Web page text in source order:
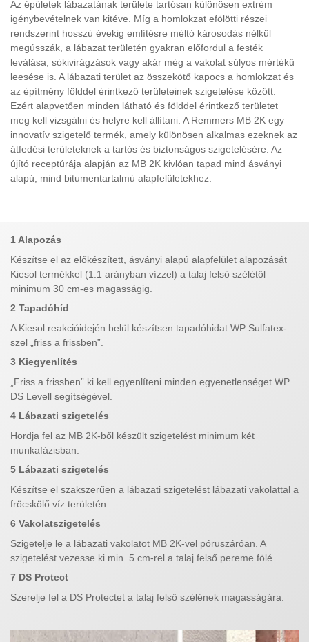
Az épületek lábazatának területe tartósan különösen extrém
igénybevételnek van kitéve. Míg a homlokzat efölötti részei
rendszerint hosszú évekig említésre méltó károsodás nélkül
megússzák, a lábazat területén gyakran előfordul a festék
leválása, sókivirágzások vagy akár még a vakolat súlyos mértékű
leesése is. A lábazati terület az összekötő kapocs a homlokzat és
az építmény földdel érintkező területeinek szigetelése között.
Ezért alapvetően minden látható és földdel érintkező területet
meg kell vizsgálni és helyre kell állítani. A Remmers MB 2K egy
innovatív szigetelő termék, amely különösen alkalmas ezeknek az
átfedési területeknek a tartós és biztonságos szigetelésére. Az
újító receptúrája alapján az MB 2K kivlóan tapad mind ásványi
alapú, mind bitumentartalmú alapfelületekhez.
1 Alapozás
Készítse el az előkészített, ásványi alapú alapfelület alapozását
Kiesol termékkel (1:1 arányban vízzel) a talaj felső szélétől
minimum 30 cm-es magasságig.
2 Tapadóhíd
A Kiesol reakcióidején belül készítsen tapadóhidat WP Sulfatex-
szel „friss a frissben”.
3 Kiegyenlítés
„Friss a frissben” ki kell egyenlíteni minden egyenetlenséget WP
DS Levell segítségével.
4 Lábazati szigetelés
Hordja fel az MB 2K-ből készült szigetelést minimum két
munkafázisban.
5 Lábazati szigetelés
Készítse el szakszerűen a lábazati szigetelést lábazati vakolattal a
fröcskölő víz területén.
6 Vakolatszigetelés
Szigetelje le a lábazati vakolatot MB 2K-vel póruszáróan. A
szigetelést vezesse ki min. 5 cm-rel a talaj felső pereme fölé.
7 DS Protect
Szerelje fel a DS Protectet a talaj felső szélének magasságára.